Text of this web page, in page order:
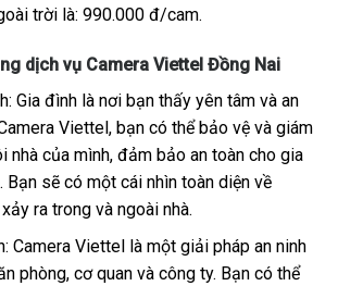
trời là: 990.000 đ/cam.
dịch vụ Camera Viettel Đồng Nai
Gia đình là nơi bạn thấy yên tâm và an
Viettel, bạn có thể bảo vệ và giám
nhà của mình, đảm bảo an toàn cho gia
Bạn sẽ có một cái nhìn toàn diện về
ra trong và ngoài nhà.
Camera Viettel là một giải pháp an ninh
phòng, cơ quan và công ty. Bạn có thể